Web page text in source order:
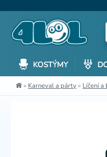
KOSTÝMY
» Karneval a párty » Líčení a